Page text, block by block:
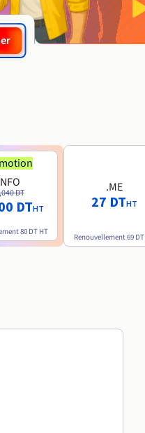
DT
DTHT
80 DT HT
.ME
27 DTHT
Renouvellement69 DT